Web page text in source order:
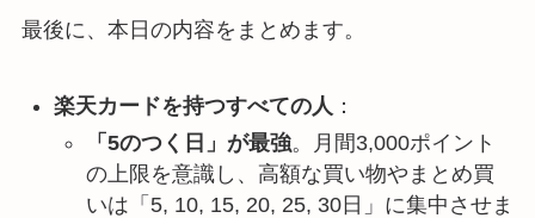
最後に、本日の内容をまとめます。
楽天カードを持つすべての人 ：
「5のつく日」が最強。月間3,000ポイント
の上限を意識し、高額な買い物やまとめ買
いは「5, 10, 15, 20, 25, 30日」に集中させま